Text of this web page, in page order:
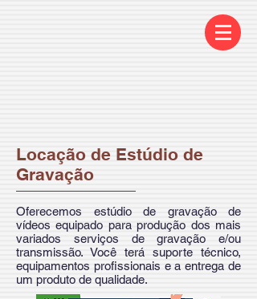
Locação de Estúdio de
Gravação
Oferecemos estúdio de gravação de
vídeos equipado para produção dos mais
variados serviços de gravação e/ou
transmissão. Você terá suporte técnico,
equipamentos profissionais e a entrega de
um produto de qualidade.